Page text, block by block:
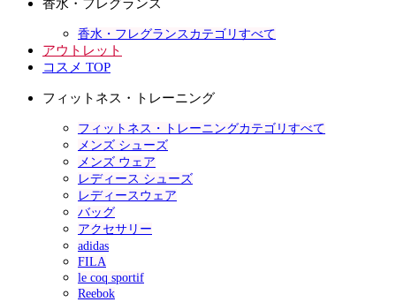
香水・フレグランス
香水・フレグランスカテゴリすべて
アウトレット
コスメ TOP
フィットネス・トレーニング
フィットネス・トレーニングカテゴリすべて
メンズ シューズ
メンズ ウェア
レディース シューズ
レディースウェア
バッグ
アクセサリー
adidas
FILA
le coq sportif
Reebok